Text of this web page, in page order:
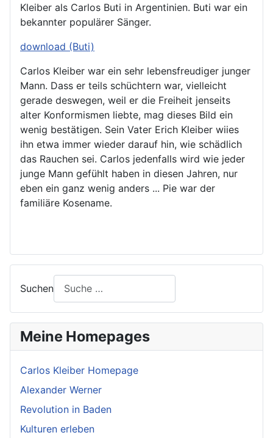
Kleiber als Carlos Buti in Argentinien. Buti war ein
bekannter populärer Sänger.
download (Buti)
Carlos Kleiber war ein sehr lebensfreudiger junger
Mann. Dass er teils schüchtern war, vielleicht
gerade deswegen, weil er die Freiheit jenseits
alter Konformismen liebte, mag dieses Bild ein
wenig bestätigen. Sein Vater Erich Kleiber wiies
ihn etwa immer wieder darauf hin, wie schädlich
das Rauchen sei. Carlos jedenfalls wird wie jeder
junge Mann gefühlt haben in diesen Jahren, nur
eben ein ganz wenig anders ... Pie war der
familiäre Kosename.
Suchen
Meine Homepages
Carlos Kleiber Homepage
Alexander Werner
Revolution in Baden
Kulturen erleben